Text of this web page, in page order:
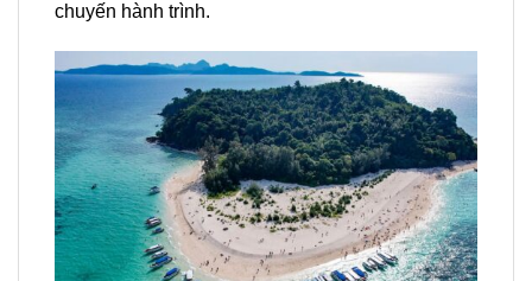
chuyến hành trình.